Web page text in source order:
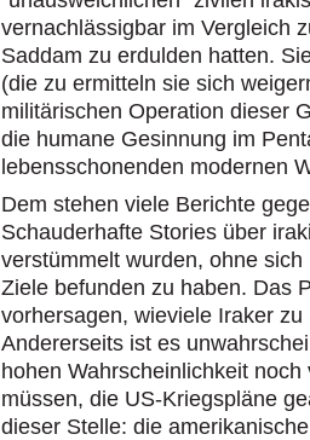
vernachlässigbar im Vergleich
Saddam zu erdulden hatten.
(die zu ermitteln sie sich
militärischen Operation dieser
die humane Gesinnung im
lebensschonenden modernen
Dem stehen viele Berichte
Schauderhafte Stories über
verstümmelt wurden, ohne
Ziele befunden zu haben. Das
vorhersagen, wieviele Iraker
Andererseits ist es
hohen Wahrscheinlichkeit
müssen, die US-Kriegspläne
dieser Stelle: die